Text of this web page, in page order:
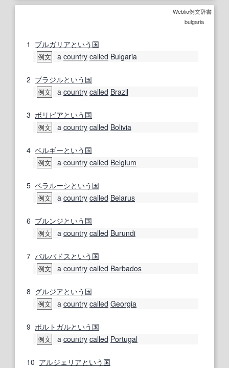
Weblio例文辞書
bulgaria
1 ブルガリアという 国
例文 a country called Bulgaria
2 ブラジルという 国
例文 a country called Brazil
3 ボリビアという 国
例文 a country called Bolivia
4 ベルギーという 国
例文 a country called Belgium
5 ベラルーシという 国
例文 a country called Belarus
6 ブルンジという 国
例文 a country called Burundi
7 バルバドス という 国
例文 a country called Barbados
8 グルジアという 国
例文 a country called Georgia
9 ポルトガルという 国
例文 a country called Portugal
10 アルジェリアという 国